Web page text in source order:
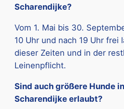
Scharendijke?
Vom 1. Mai bis 30.
10 Uhr und nach 19 Uhr frei
dieser Zeiten und in der
Leinenpflicht.
Sind auch größere Hunde
Scharendijke erlaubt?